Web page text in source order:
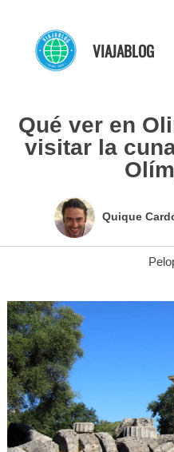
contenido
VIAJABLOG
Qué ver en
visitar la
Quique